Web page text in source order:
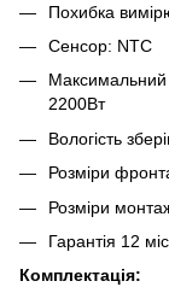
Похибка
Сенсор: NTC
2200Вт
Вологість
Розміри
Розміри
Гарантія 12
Комплектація: